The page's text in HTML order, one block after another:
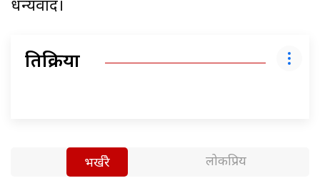
धन्यवाद।
प्रतिक्रिया
भर्खरै लोकप्रिय